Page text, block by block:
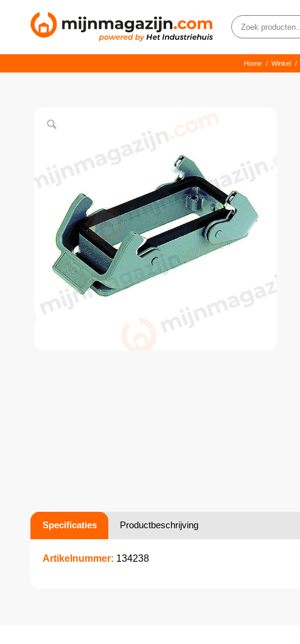
Home / Winkel /
Specificaties Productbeschrijving
Artikelnummer: 134238